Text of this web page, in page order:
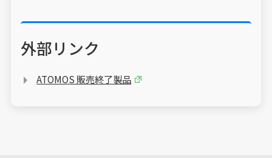
外部リンク
ATOMOS 販売終了製品